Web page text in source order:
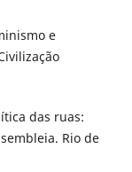
e
das ruas:
Rio de